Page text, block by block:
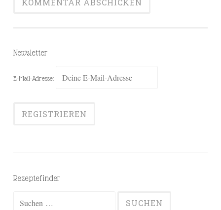
Newsletter
E-Mail-Adresse:
Rezeptefinder